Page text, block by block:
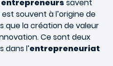
entrepreneurs savent
souvent à l’origine de
que la création de valeur
Ce sont deux
l’entrepreneuriat